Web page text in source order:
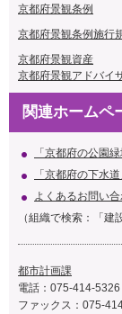
京都府景観条例
京都府景観条例施行
京都府景観資産
京都府景観アドバイ
関連ホームペ
「京都府の公園
「京都府の下水
よくあるお問い合
（組織で検索：「建
都市計画課
電話：075-414-5326
ファックス：075-